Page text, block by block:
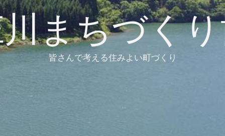
まちづく
皆さんで考える住みよい町づくり